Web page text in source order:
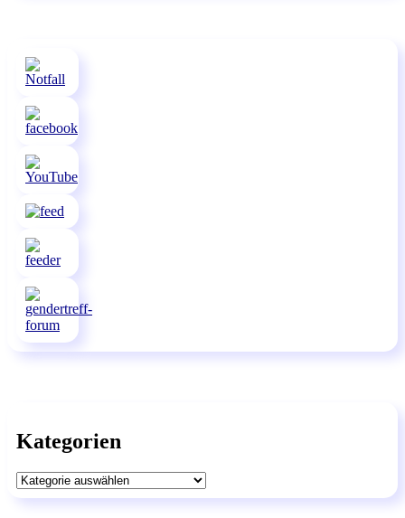
Kategorien
Kategorien